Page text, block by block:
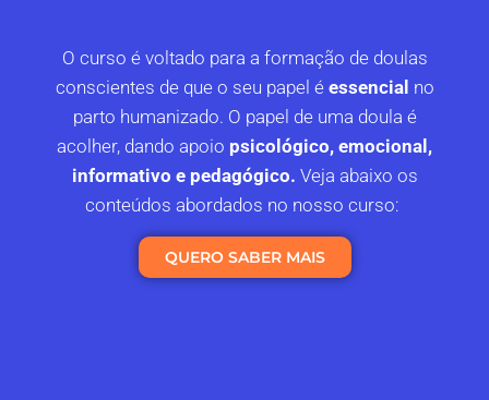
O curso é voltado para a formação de doulas
conscientes de que o seu papel é essencial no
parto humanizado. O papel de uma doula é
acolher, dando apoio psicológico, emocional,
informativo e pedagógico. Veja abaixo os
conteúdos abordados no nosso curso:
QUERO SABER MAIS